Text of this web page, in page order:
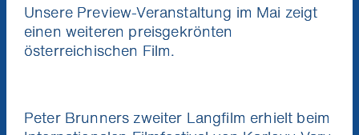
Unsere Preview-Veranstaltung im Mai zeigt
einen weiteren preisgekrönten
österreichischen Film.
Peter Brunners zweiter Langfilm erhielt beim